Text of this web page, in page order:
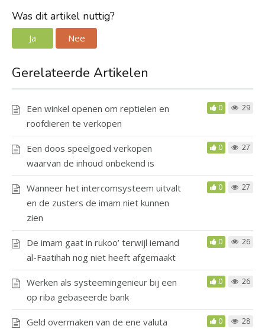
Was dit artikel nuttig?
Ja Nee
Gerelateerde Artikelen
Een winkel openen om reptielen en
roofdieren te verkopen
0 29
Een doos speelgoed verkopen
waarvan de inhoud onbekend is
0 27
Wanneer het intercomsysteem uitvalt
en de zusters de imam niet kunnen
zien
0 27
De imam gaat in rukoo’ terwijl iemand
al-Faatihah nog niet heeft afgemaakt
0 26
Werken als systeemingenieur bij een
op riba gebaseerde bank
0 26
Geld overmaken van de ene valuta
0 28